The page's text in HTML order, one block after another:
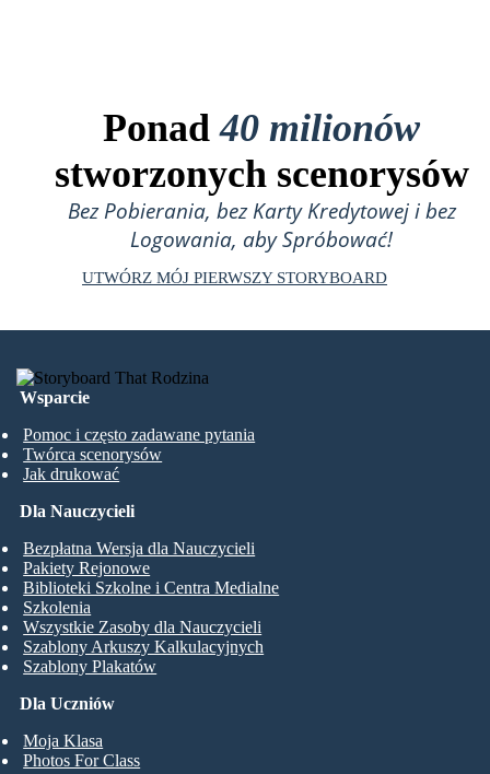
Ponad40 milionów
stworzonych scenorysów
Bez Pobierania, bez Karty Kredytowej i bez
Logowania, aby Spróbować!
UTWÓRZ MÓJ PIERWSZY STORYBOARD
Wsparcie
Pomoc i często zadawane pytania
Twórca scenorysów
Jak drukować
Dla Uczniów
Moja Klasa
Photos For Class
Dla Nauczycieli
Bezpłatna Wersja dla Nauczycieli
Pakiety Rejonowe
Biblioteki Szkolne i Centra Medialne
Szkolenia
Wszystkie Zasoby dla Nauczycieli
Szablony Arkuszy Kalkulacyjnych
Szablony Plakatów